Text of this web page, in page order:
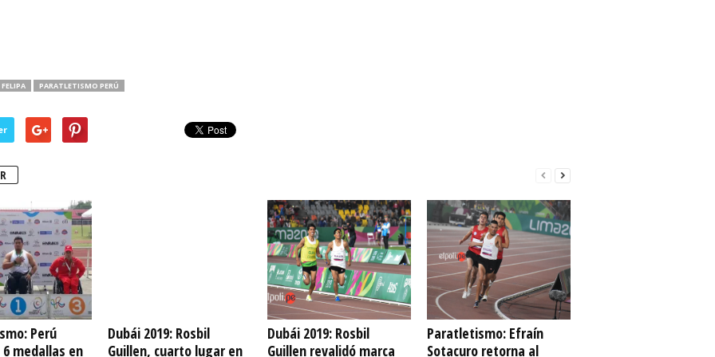
PARATLETISMO PERÚ
Perú
medallas en
Dubái 2019: Rosbil
Guillen, cuarto lugar en
Dubái 2019: Rosbil
Guillen revalidó marca
Paratletismo: Efraín
Sotacuro retorna al